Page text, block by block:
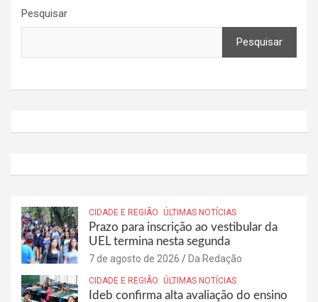
Pesquisar
Pesquisar
CIDADE E REGIÃO ÚLTIMAS NOTÍCIAS
Prazo para inscrição ao vestibular da
UEL termina nesta segunda
7 de agosto de 2026 Da Redação
CIDADE E REGIÃO ÚLTIMAS NOTÍCIAS
Ideb confirma alta avaliação do ensino